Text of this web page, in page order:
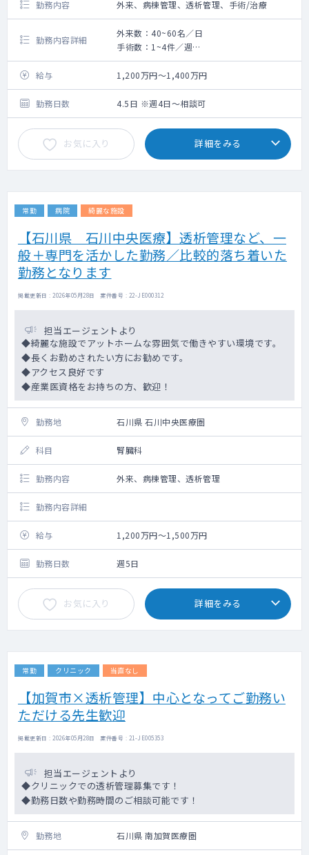
勤務内容 外来、病棟管理、透析管理、手術/治療
勤務内容詳細
外来数：40~60名／日
手術数：1~4件／週
主に泌尿器科外来、泌尿器科手術、術前術後
管理をご担当いただきます。
【手術について】
主な症例：経尿道的膀胱腫瘍切除術、経尿道
的前立腺切除術、経尿道的尿道狭窄拡張術な
※全身麻酔が必要となる手術は行
っておりません
病床数：18床
在院日数：10日間程度
透析病床数：47床
クール数：月・水・金曜日は3クール、火・
※主に腎臓内科医師が担当します
※泌尿器科医師は週1回程度の回診を担当して
いただきます
給与 1,200万円～1,400万円
勤務日数 4.5日 ※週4日～相談可
お気に入り 詳細をみる
常勤 病院 綺麗な施設
【石川県 石川中央医療】透析管理など、一
般＋専門を活かした勤務／比較的落ち着いた
勤務となります
掲載更新日 : 2026年05月28日 案件番号 : 22-JE000312
担当エージェントより
◆綺麗な施設でアットホームな雰囲気で働きやすい環境です。
◆長くお勤めされたい方にお勧めです。
◆アクセス良好です
◆産業医資格をお持ちの方、歓迎！
勤務地 石川県 石川中央医療圏
科目 腎臓科
勤務内容 外来、病棟管理、透析管理
勤務内容詳細
給与 1,200万円～1,500万円
勤務日数 週5日
お気に入り 詳細をみる
常勤 クリニック 当直なし
【加賀市×透析管理】中心となってご勤務い
ただける先生歓迎
掲載更新日 : 2026年05月28日 案件番号 : 21-JE005353
担当エージェントより
◆クリニックでの透析管理募集です！
◆勤務日数や勤務時間のご相談可能です！
勤務地 石川県 南加賀医療圏